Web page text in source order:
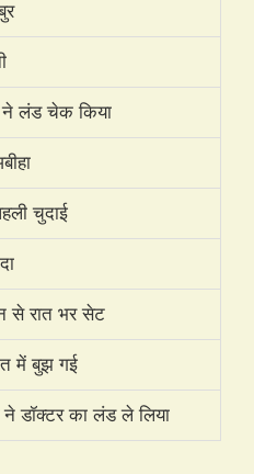
ने लंड चेक किया
चुदाई
से रात भर सेट
में बुझ गई
डॉक्टर का लंड ले लिया